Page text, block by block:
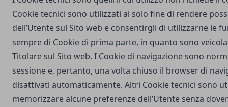
Cookie tecnici sono utilizzati al solo fine di rendere
dell’Utente sul Sito web e consentirgli di utilizzarne le
sempre di Cookie di prima parte, in quanto sono
Titolare sul Sito web. I Cookie di navigazione sono
sessione e, pertanto, una volta chiuso il browser di
disattivati automaticamente. Altri Cookie tecnici sono
memorizzare alcune preferenze dell’Utente senza